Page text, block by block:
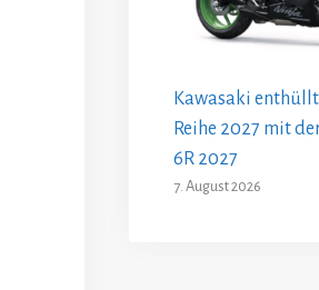
Kawasaki
Reihe 2027 mit
6R 2027
7. August 2026